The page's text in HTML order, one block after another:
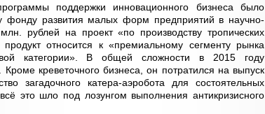
поддержки инновационного бизнеса было
фонду развития малых форм предприятий в научно-
рублей на проект «по производству тропических
относится к «премиальному сегменту рынка
категории». В общей сложности в 2015 году
креветочного бизнеса, он потратился на выпуск
загадочного катера-аэробота для состоятельных
это шло под лозунгом выполнения антикризисного